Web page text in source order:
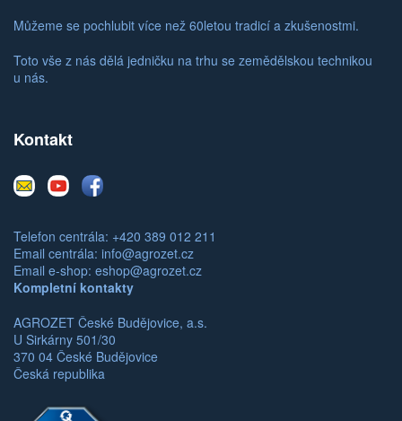
Můžeme se pochlubit více než 60letou tradicí a zkušenostmi.
Toto vše z nás dělá jedničku na trhu se zemědělskou technikou
u nás.
Kontakt
E-
mail
YoutubeFacebook
Telefon centrála: +420 389 012 211
Email centrála: info@agrozet.cz
Email e-shop: eshop@agrozet.cz
Kompletní kontakty
AGROZET České Budějovice, a.s.
U Sirkárny 501/30
370 04 České Budějovice
Česká republika